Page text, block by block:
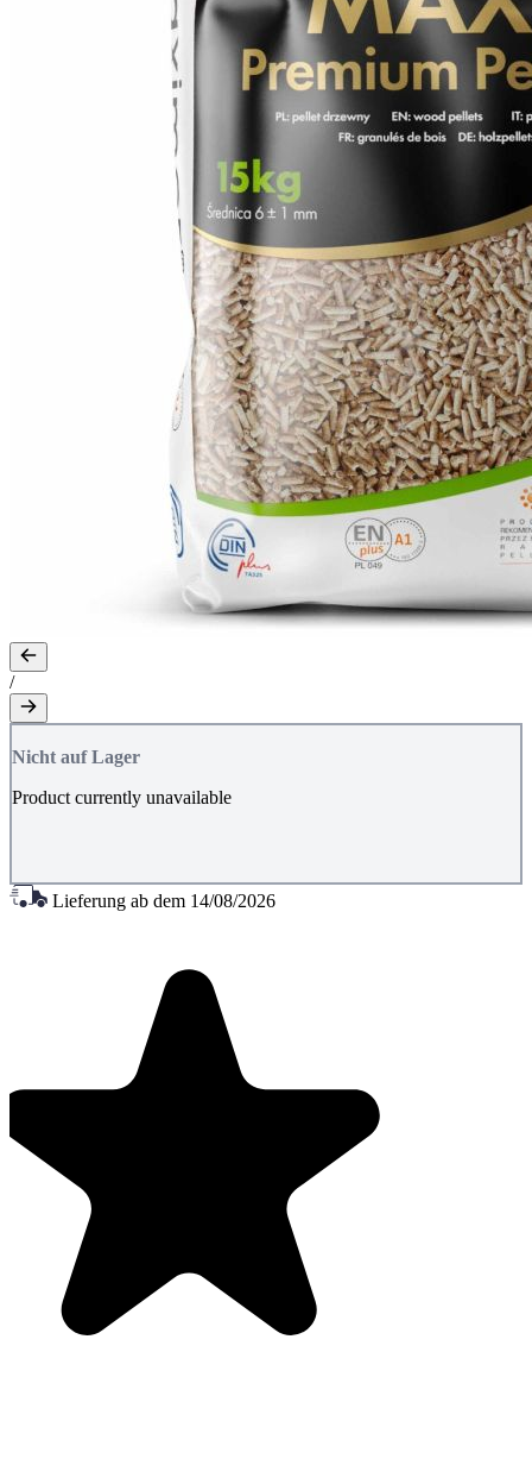
/
Nicht auf Lager
Product currently unavailable
Lieferung ab dem 14/08/2026